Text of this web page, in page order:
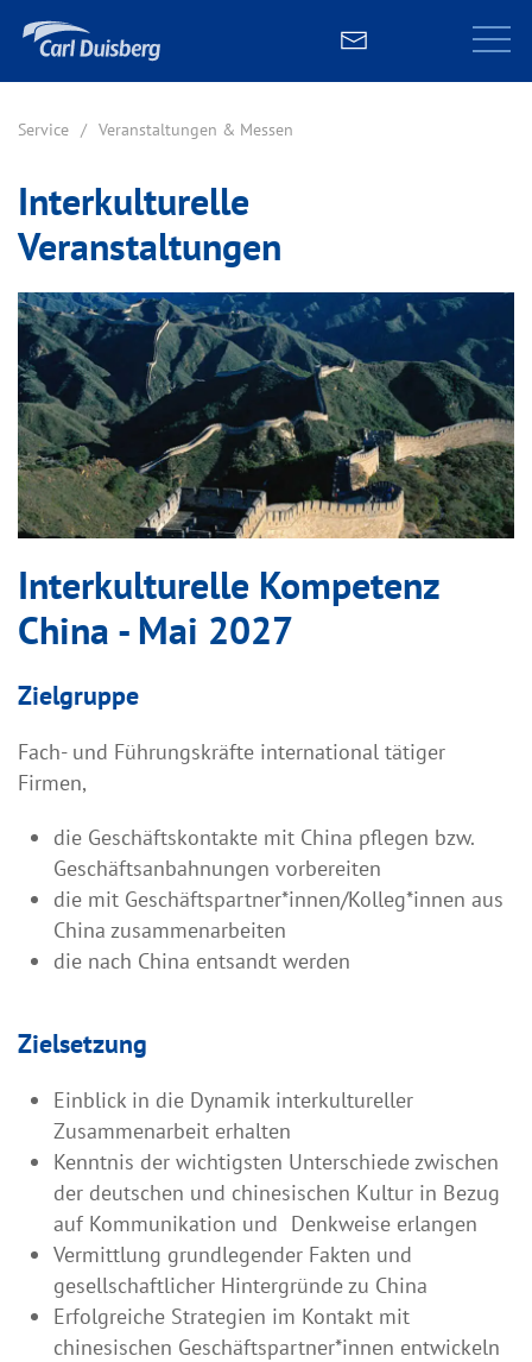
Service Veranstaltungen & Messen
Interkulturelle
Veranstaltungen
Interkulturelle Kompetenz
China - Mai 2027
Zielgruppe
Fach- und Führungskräfte international tätiger
Firmen,
die Geschäftskontakte mit China pflegen bzw.
Geschäftsanbahnungen vorbereiten
die mit Geschäftspartner*innen/Kolleg*innen aus
China zusammenarbeiten
die nach China entsandt werden
Zielsetzung
Einblick in die Dynamik interkultureller
Zusammenarbeit erhalten
Kenntnis der wichtigsten Unterschiede zwischen
der deutschen und chinesischen Kultur in Bezug
auf Kommunikation und Denkweise erlangen
Vermittlung grundlegender Fakten und
gesellschaftlicher Hintergründe zu China
Erfolgreiche Strategien im Kontakt mit
chinesischen Geschäftspartner*innen entwickeln